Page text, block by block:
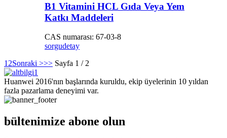
B1 Vitamini HCL Gıda Veya Yem
Katkı Maddeleri
CAS numarası: 67-03-8
sorgudetay
1 2Sonraki >>> Sayfa 1 / 2
Huanwei 2016'nın başlarında kuruldu, ekip üyelerinin 10 yıldan
fazla pazarlama deneyimi var.
bültenimize abone olun